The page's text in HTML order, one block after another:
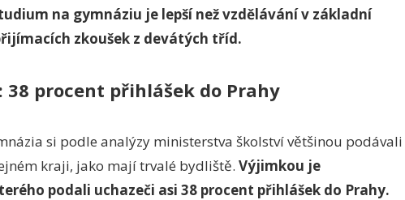
na gymnáziu je lepší než vzdělávání v základní
zkoušek z devátých tříd.
38 procent přihlášek do Prahy
si podle analýzy ministerstva školství většinou podávali
kraji, jako mají trvalé bydliště. Výjimkou je
podali uchazeči asi 38 procent přihlášek do Prahy.